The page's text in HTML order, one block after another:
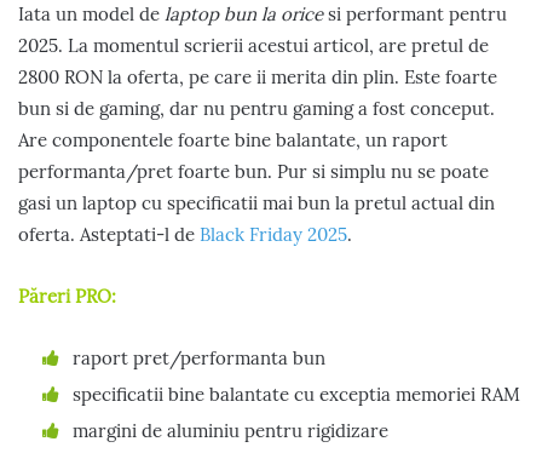
Iata un model de laptop bun la oricesi performant pentru
2025. La momentul scrierii acestui articol, are pretul de
2800 RON la oferta, pe care ii merita din plin. Este foarte
bun si de gaming, dar nu pentru gaming a fost conceput.
Are componentele foarte bine balantate, un raport
performanta/pret foarte bun. Pur si simplu nu se poate
gasi un laptop cu specificatii mai bun la pretul actual din
oferta. Asteptati-l de Black Friday 2025.
Păreri PRO:
raport pret/performanta bun
specificatii bine balantate cu exceptia memoriei RAM
margini de aluminiu pentru rigidizare